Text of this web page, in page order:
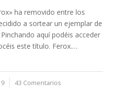
ha removido entre los
a sortear un ejemplar de
aquí podéis acceder
este título. Ferox.…
43 Comentarios